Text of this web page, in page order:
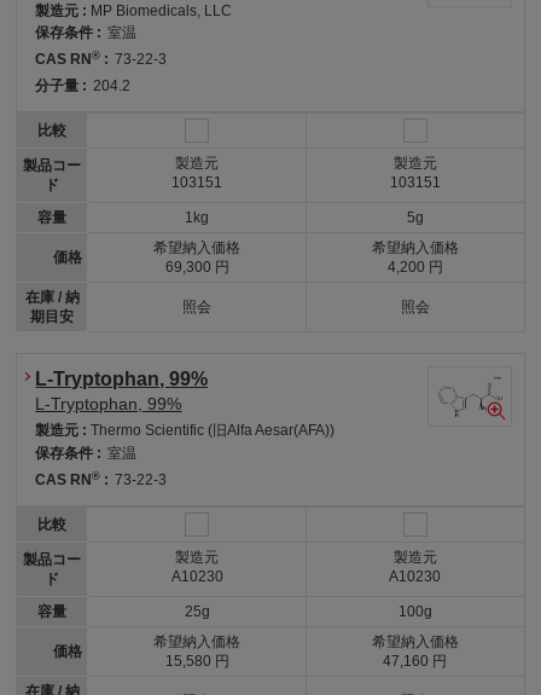
製造元 : MP Biomedicals, LLC
保存条件 : 室温
CAS RN® : 73-22-3
分子量 : 204.2
比較
製品コー
ド
容量
価格
在庫 / 納
期目安
製造元
103151
1kg
希望納入価格
69,300 円
照会
製造元
103151
5g
希望納入価格
4,200 円
照会
L-Tryptophan, 99%
L-Tryptophan, 99%
製造元 :Thermo Scientific (旧Alfa Aesar(AFA))
保存条件 : 室温
CAS RN® : 73-22-3
比較
製品コー
ド
容量
価格
在庫 / 納
製造元
A10230
25g
希望納入価格
15,580 円
製造元
A10230
100g
希望納入価格
47,160 円